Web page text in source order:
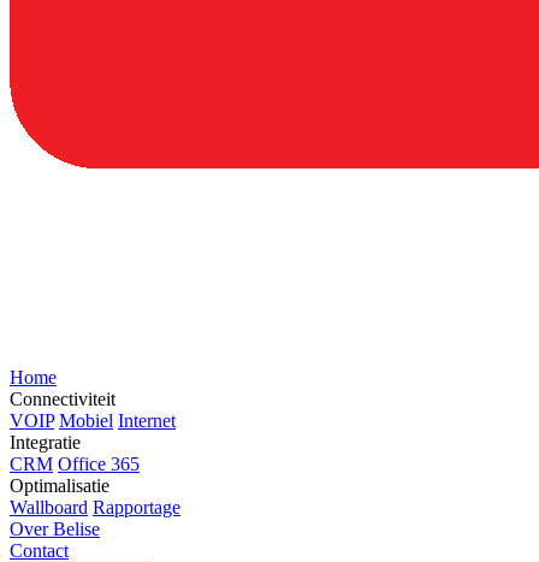
Home
Connectiviteit
VOIP Mobiel Internet
Integratie
CRM Office 365
Optimalisatie
Wallboard Rapportage
Over Belise
Contact